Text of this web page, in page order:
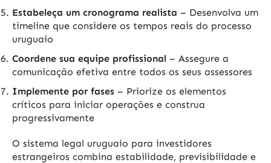
Estabeleça um cronograma realista – Desenvolva um
timeline que considere os tempos reais do processo
uruguaio
Coordene sua equipe profissional – Assegure a
comunicação efetiva entre todos os seus assessores
Implemente por fases – Priorize os elementos
críticos para iniciar operações e construa
progressivamente
O sistema legal uruguaio para investidores
estrangeiros combina estabilidade, previsibilidade e